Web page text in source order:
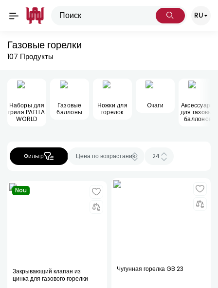
RU
Газовые горелки
107 Продукты
Наборы для
гриля PAELLA
WORLD
Газовые
баллоны
Ножки для
горелок
Oчаги
Аксессуары
для газовых
баллонов
Фильтр
Nou
Закрывающий клапан из
цинка для газового горелки
Чугунная горелка GB 23